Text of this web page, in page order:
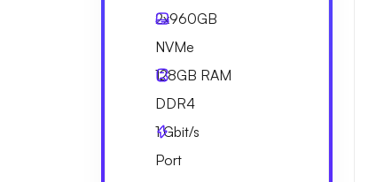
2x960GB
NVMe
128GB RAM
DDR4
1Gbit/s
Port